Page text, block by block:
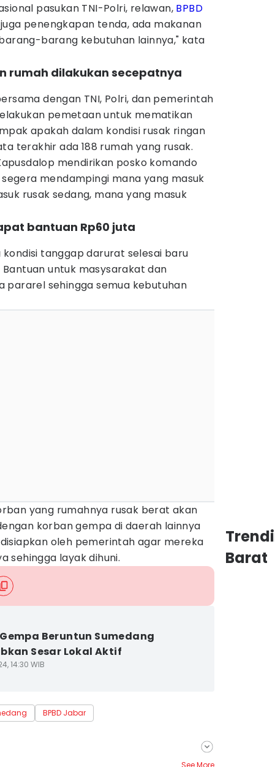
pasukan TNI-Polri, relawan, BPBD
penengkapan tenda, ada makanan
barang kebutuhan lainnya," kata
rumah dilakukan secepatnya
dengan TNI, Polri, dan pemerintah
pemetaan untuk mematikan
apakah dalam kondisi rusak ringan
terakhir ada 188 rumah yang rusak.
mendirikan posko komando
mendampingi mana yang masuk
rusak sedang, mana yang masuk
bantuan Rp60 juta
kondisi tanggap darurat selesai baru
untuk masysarakat dan
pararel sehingga semua kebutuhan
yang rumahnya rusak berat akan
korban gempa di daerah lainnya
oleh pemerintah agar mereka
sehingga layak dihuni.
Gempa Beruntun Sumedang
Sesar Lokal Aktif
14:30 WIB
BPBD Jabar
See More
Barat